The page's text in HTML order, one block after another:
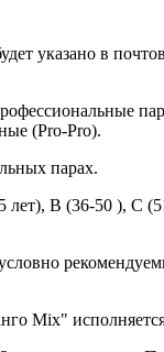
указано в
(Pro-Pro).
парах.
В (36-50 ), С
Mix"